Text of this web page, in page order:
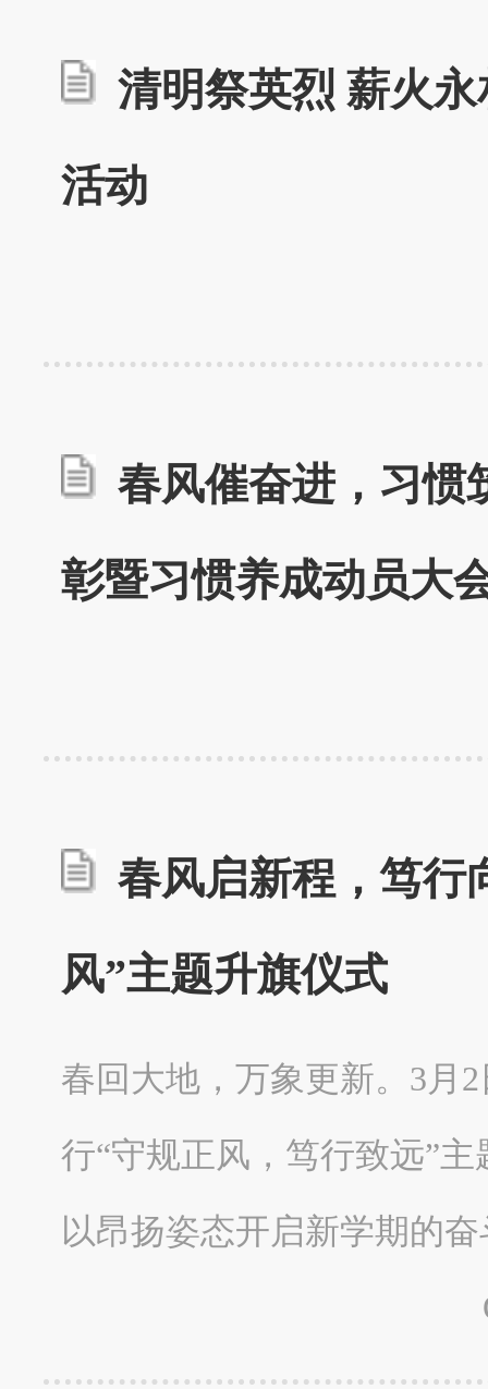
清明祭英烈 薪火永
活动
春风催奋进，习惯
彰暨习惯养成动员大
春风启新程，笃行
风”主题升旗仪式
春回大地，万象更新。3月
行“守规正风，笃行致远”
以昂扬姿态开启新学期的